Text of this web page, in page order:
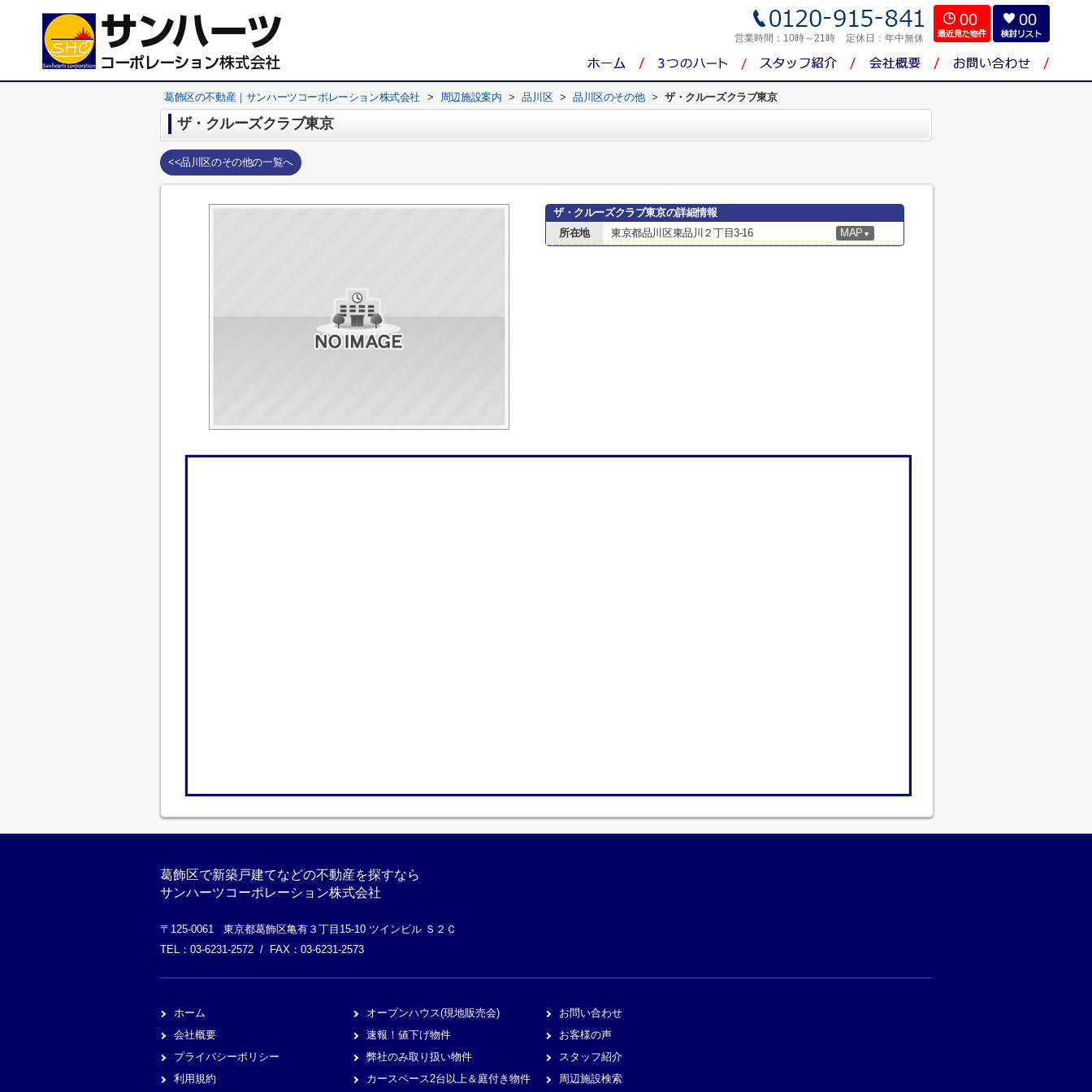
営業時間： 10時～21時 定休日： 年中無休
00 00
葛飾区の不動産｜サンハーツコーポレーション株式会社 > 周辺施設案内 > 品川区 > 品川区のその他 > ザ・クルーズクラブ東京
ザ・クルーズクラブ東京
<<品川区のその他の一覧へ
ザ・クルーズクラブ東京の詳細情報
所在地
東京都品川区東品川２丁目3-16 MAP ▼
葛飾区で新築戸建てなどの不動産を探すなら
サンハーツコーポレーション株式会社
〒125-0061 東京都葛飾区亀有３丁目15-10 ツインビル Ｓ２Ｃ
TEL：03-6231-2572 / FAX：03-6231-2573
ホーム
会社概要
プライバシーポリシー
利用規約
オープンハウス(現地販売会)
速報！値下げ物件
弊社のみ取り扱い物件
カースペース2台以上＆庭付き物件
お問い合わせ
お客様の声
スタッフ紹介
周辺施設検索